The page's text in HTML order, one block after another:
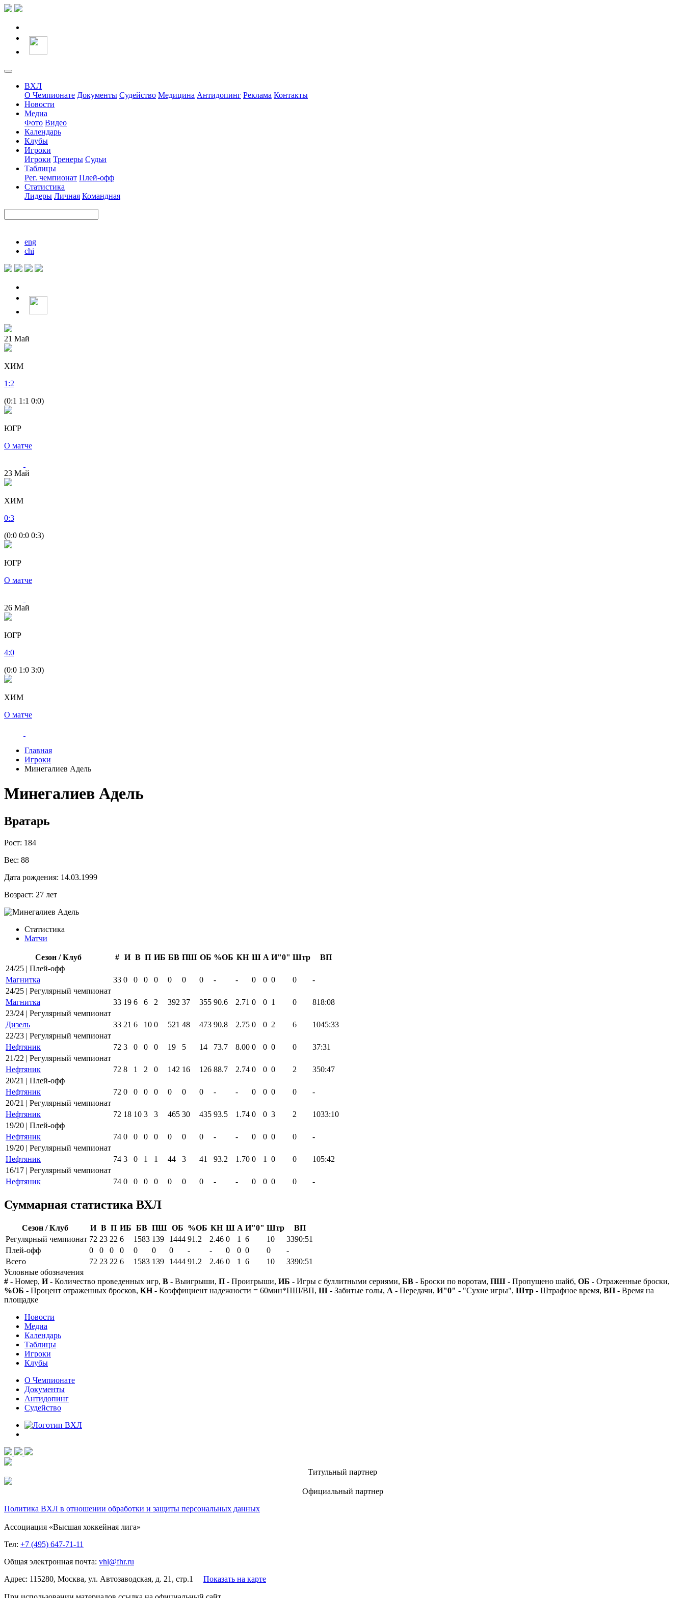
ВХЛ
О Чемпионате Документы Судейство Медицина Антидопинг Реклама Контакты
Новости
Медиа
Фото Видео
Календарь
Клубы
Игроки
Игроки Тренеры Судьи
Таблицы
Рег. чемпионат Плей-офф
Статистика
Лидеры Личная Командная
eng
chi
21 Май
ХИМ
1 :2
(0:1 1:1 0:0)
ЮГР
О матче
23 Май
ХИМ
0:3
(0:0 0:0 0:3)
ЮГР
О матче
26 Май
ЮГР
4:0
(0:0 1:0 3:0)
ХИМ
О матче
Главная
Игроки
Минегалиев Адель
Минегалиев Адель
Вратарь
Рост: 184
Вес: 88
Дата рождения: 14.03.1999
Возраст: 27 лет
Статистика
Матчи
Сезон / Клуб # И В П ИБ БВ ПШ ОБ %ОБ КН Ш А И"0" Штр
ВП
24/25 | Плей-офф
Магнитка
33 0 0 0 0 0 0 0 - - 0 0 0 0
-
24/25 | Регулярный чемпионат
Магнитка
33 19 6 6 2 392 37 355 90.6 2.71 0 0 1 0
818:08
23/24 | Регулярный чемпионат
Дизель
33 21 6 10 0 521 48 473 90.8 2.75 0 0 2 6
1045:33
22/23 | Регулярный чемпионат
Нефтяник
72 3 0 0 0 19 5 14 73.7 8.00 0 0 0 0
37:31
21/22 | Регулярный чемпионат
Нефтяник
72 8 1 2 0 142 16 126 88.7 2.74 0 0 0 2
350:47
20/21 | Плей-офф
Нефтяник
72 0 0 0 0 0 0 0 - - 0 0 0 0
-
20/21 | Регулярный чемпионат
Нефтяник
72 18 10 3 3 465 30 435 93.5 1.74 0 0 3 2
1033:10
19/20 | Плей-офф
Нефтяник
74 0 0 0 0 0 0 0 - - 0 0 0 0
-
19/20 | Регулярный чемпионат
Нефтяник
74 3 0 1 1 44 3 41 93.2 1.70 0 1 0 0
105:42
16/17 | Регулярный чемпионат
Нефтяник
74 0 0 0 0 0 0 0 - - 0 0 0 0 -
Суммарная статистика ВХЛ
Сезон / Клуб И В П ИБ БВ ПШ ОБ %ОБ КН Ш А И"0" Штр
ВП
Регулярный чемпионат 72 23 22 6 1583 139 1444 91.2 2.46 0 1 6 10
3390:51
Плей-офф
0 0 0 0 0 0 0 - - 0 0 0 0
-
Всего
72 23 22 6 1583 139 1444 91.2 2.46 0 1 6 10
3390:51
Условные обозначения
# - Номер, И- Количество проведенных игр, В - Выигрыши, П - Проигрыши, ИБ - Игры с буллитными сериями, БВ - Броски по воротам, ПШ - Пропущено шайб, ОБ - Отраженные броски,
%ОБ - Процент отраженных бросков, КН- Коэффициент надежности = 60мин*ПШ/ВП, Ш - Забитые голы, А - Передачи, И"0" - "Сухие игры", Штр - Штрафное время, ВП - Время на
площадке
Новости
Медиа
Календарь
Таблицы
Игроки
Клубы
О Чемпионате
Документы
Антидопинг
Судейство
Титульный партнер
Официальный партнер
Политика ВХЛ в отношении обработки и защиты персональных данных
Ассоциация «Высшая хоккейная лига»
Тел: +7 (495) 647-71-11
Общая электронная почта: vhl@fhr.ru
Адрес: 115280, Москва, ул. Автозаводская, д. 21, стр.1 Показать на карте